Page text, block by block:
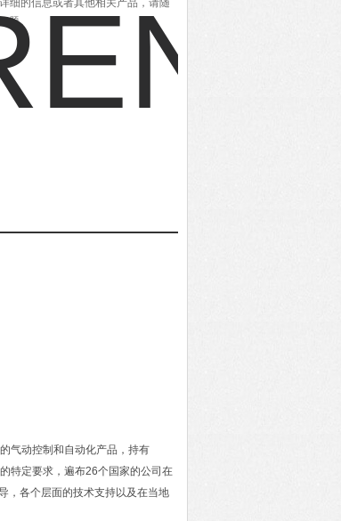
细的信息或者其他相关产品，请随
题。
气动控制和自动化产品，持有
特定要求，遍布26个国家的公司在
，各个层面的技术支持以及在当地